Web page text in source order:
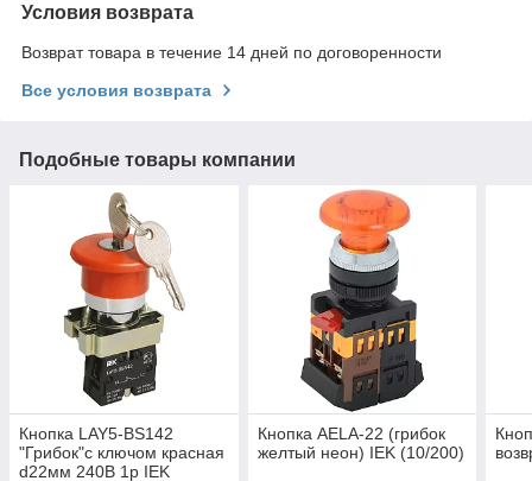
Условия возврата
Возврат товара в течение 14 дней по договоренности
Все условия возврата
Подобные товары компании
Кнопка LAY5-BS142
"Грибок"с ключом красная
d22мм 240В 1р IEK
Кнопка AELA-22 (грибок
желтый неон) IEK (10/200)